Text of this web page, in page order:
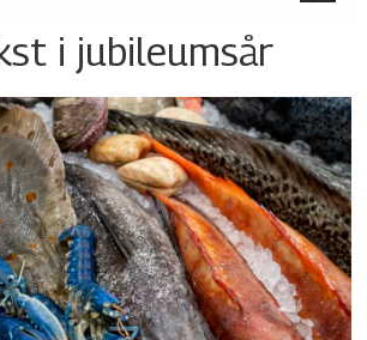
i jubileumsår